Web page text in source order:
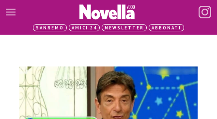
SANREMO AMICI 24 NEWSLETTER ABBONATI